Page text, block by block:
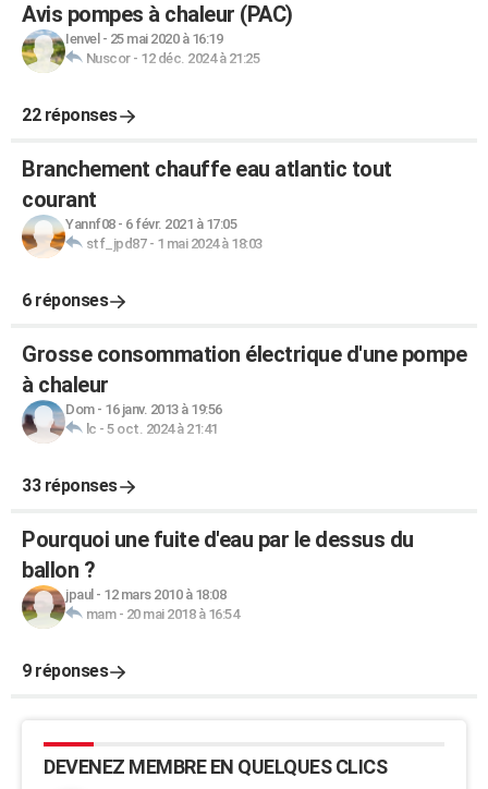
Avis pompes à chaleur (PAC)
Ienvel - 25 mai 2020 à 16:19
Nuscor- 12 déc. 2024 à 21:25
22 réponses
Branchement chauffe eau atlantic tout
courant
Yannf08- 6 févr. 2021 à 17:05
stf_jpd87- 1 mai 2024 à 18:03
6 réponses
Grosse consommation électrique d'une pompe
à chaleur
Dom- 16 janv. 2013 à 19:56
lc - 5 oct. 2024 à 21:41
33 réponses
Pourquoi une fuite d'eau par le dessus du
ballon ?
jpaul - 12 mars 2010 à 18:08
mam- 20 mai 2018 à 16:54
9 réponses
DEVENEZ MEMBRE EN QUELQUES CLICS